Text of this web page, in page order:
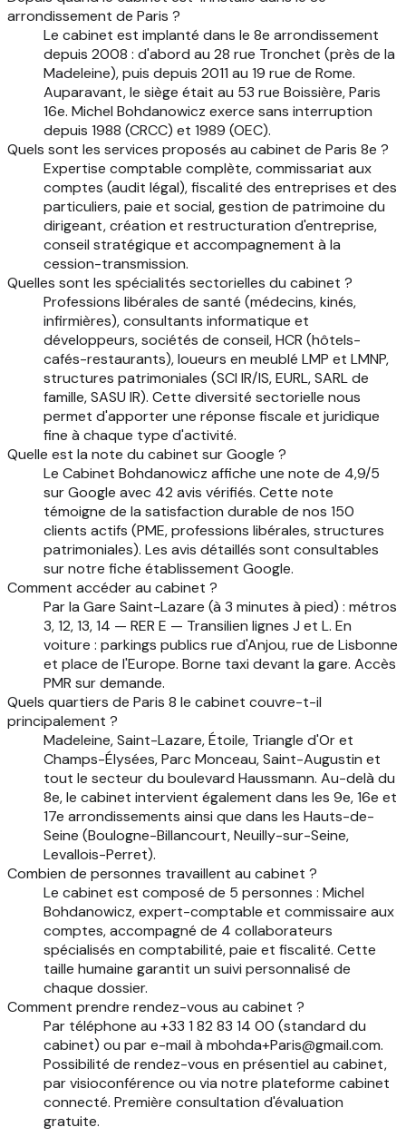
arrondissement de Paris ?
Le cabinet est implanté dans le 8e arrondissement
depuis 2008 : d'abord au 28 rue Tronchet (près de la
Madeleine), puis depuis 2011 au 19 rue de Rome.
Auparavant, le siège était au 53 rue Boissière, Paris
16e. Michel Bohdanowicz exerce sans interruption
depuis 1988 (CRCC) et 1989 (OEC).
Quels sont les services proposés au cabinet de Paris 8e ?
Expertise comptable complète, commissariat aux
comptes (audit légal), fiscalité des entreprises et des
particuliers, paie et social, gestion de patrimoine du
dirigeant, création et restructuration d'entreprise,
conseil stratégique et accompagnement à la
cession-transmission.
Quelles sont les spécialités sectorielles du cabinet ?
Professions libérales de santé (médecins, kinés,
infirmières), consultants informatique et
développeurs, sociétés de conseil, HCR (hôtels-
cafés-restaurants), loueurs en meublé LMP et LMNP,
structures patrimoniales (SCI IR/IS, EURL, SARL de
famille, SASU IR). Cette diversité sectorielle nous
permet d'apporter une réponse fiscale et juridique
fine à chaque type d'activité.
Quelle est la note du cabinet sur Google ?
Le Cabinet Bohdanowicz affiche une note de 4,9/5
sur Google avec 42 avis vérifiés. Cette note
témoigne de la satisfaction durable de nos 150
clients actifs (PME, professions libérales, structures
patrimoniales). Les avis détaillés sont consultables
sur notre fiche établissement Google.
Comment accéder au cabinet ?
Par la Gare Saint-Lazare (à 3 minutes à pied) : métros
3, 12, 13, 14 — RER E — Transilien lignes J et L. En
voiture : parkings publics rue d'Anjou, rue de Lisbonne
et place de l'Europe. Borne taxi devant la gare. Accès
PMR sur demande.
Quels quartiers de Paris 8 le cabinet couvre-t-il
principalement ?
Madeleine, Saint-Lazare, Étoile, Triangle d'Or et
Champs-Élysées, Parc Monceau, Saint-Augustin et
tout le secteur du boulevard Haussmann. Au-delà du
8e, le cabinet intervient également dans les 9e, 16e et
17e arrondissements ainsi que dans les Hauts-de-
Seine (Boulogne-Billancourt, Neuilly-sur-Seine,
Levallois-Perret).
Combien de personnes travaillent au cabinet ?
Le cabinet est composé de 5 personnes : Michel
Bohdanowicz, expert-comptable et commissaire aux
comptes, accompagné de 4 collaborateurs
spécialisés en comptabilité, paie et fiscalité. Cette
taille humaine garantit un suivi personnalisé de
chaque dossier.
Comment prendre rendez-vous au cabinet ?
Par téléphone au +33 1 82 83 14 00 (standard du
cabinet) ou par e-mail à mbohda+Paris@gmail.com.
Possibilité de rendez-vous en présentiel au cabinet,
par visioconférence ou via notre plateforme cabinet
connecté. Première consultation d'évaluation
gratuite.